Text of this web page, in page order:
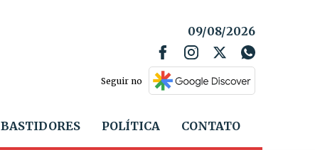
09/08/2026
Seguir no
BASTIDORES POLÍTICA CONTATO